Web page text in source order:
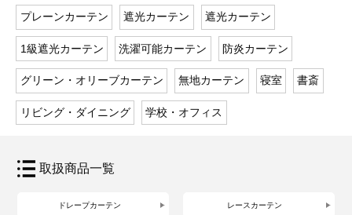
プレーンカーテン
遮光カーテン 遮光カーテン
1級遮光カーテン 洗濯可能カーテン 防炎カーテン
グリーン・オリーブカーテン 無地カーテン 寝室 書斎
リビング・ダイニング 学校・オフィス
取扱商品一覧
ドレープカーテン レースカーテン